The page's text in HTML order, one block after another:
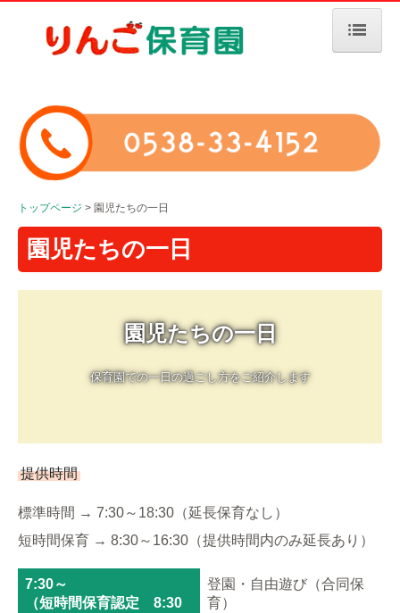
園について
施設紹介
園児たちの一日
募集要項（保育士）
募集要項（保育補助）
トップページ 園児たちの一日
園児たちの一日
園児たちの一日
保育園での一日の過ごし方をご紹介します
提供時間
標準時間 → 7:30～18:30（延長保育なし）
短時間保育 → 8:30～16:30（提供時間内のみ延長あり）
7:30～
（短時間保育認定 8:30
登園・自由遊び（合同保
育）